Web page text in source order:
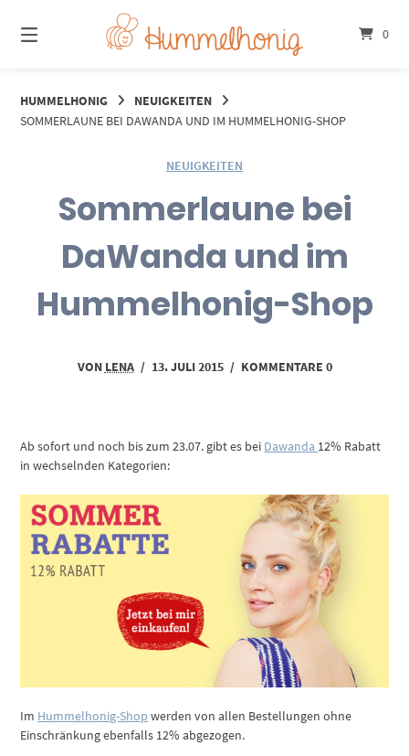
zum
Inhalt
0
HUMMELHONIG
NEUIGKEITEN
SOMMERLAUNE BEI DAWANDA UND IM HUMMELHONIG-SHOP
NEUIGKEITEN
Sommerlaune bei
DaWanda und im
Hummelhonig-Shop
VON LENA / 13. JULI 2015 / KOMMENTARE 0
Ab sofort und noch bis zum 23.07. gibt es bei Dawanda 12% Rabatt
in wechselnden Kategorien:
Im Hummelhonig-Shop werden von allen Bestellungen ohne
Einschränkung ebenfalls 12% abgezogen.